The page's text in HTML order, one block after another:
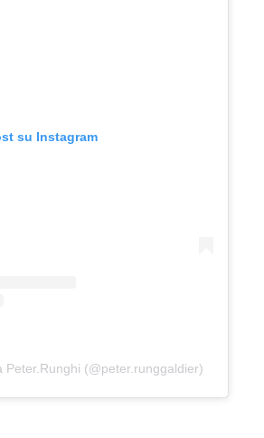
su Instagram
Peter.Runghi (@peter.runggaldier)